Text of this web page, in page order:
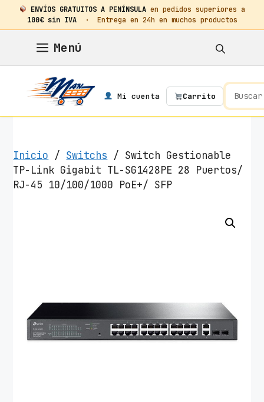
ENVÍOS GRATUITOS A PENÍNSULA en pedidos superiores a
100€ sin IVA· Entrega en 24h en muchos productos
contenido
Menú
Mi cuenta Carrito
Inicio / Switchs / Switch Gestionable
TP-Link Gigabit TL-SG1428PE 28 Puertos/
RJ-45 10/100/1000 PoE+/ SFP